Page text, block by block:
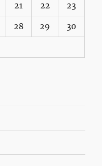
21 22 23
28 29 30